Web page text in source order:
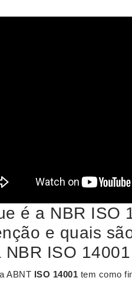
é a NBR ISO
e quais
NBR ISO
ABNT ISO 14001 tem como